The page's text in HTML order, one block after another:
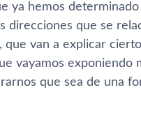
ya hemos
direcciones que se
que van a explicar
vayamos exponiendo
que sea de una